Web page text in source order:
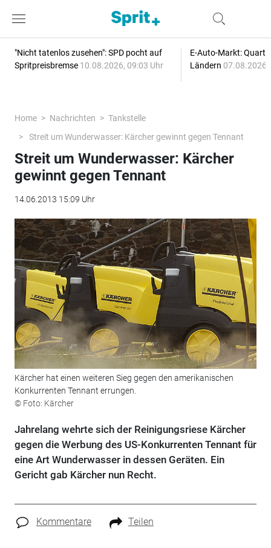
"Nicht tatenlos zusehen": SPD pocht auf
Spritpreisbremse 10.08.2026, 09:03 Uhr
E-Auto-Markt:
Ländern 07.08.2026,
Home Nachrichten
Tankstelle
Streit um Wunderwasser: Kärcher gewinnt gegen Tennant
Streit um Wunderwasser: Kärcher
gewinnt gegen Tennant
14.06.2013 15:09 Uhr
Kärcher hat einen weiteren Sieg gegen den amerikanischen
Konkurrenten Tennant errungen.
© Foto: Kärcher
Jahrelang wehrte sich der Reinigungsriese Kärcher
gegen die Werbung des US-Konkurrenten Tennant für
eine Art Wunderwasser in dessen Geräten. Ein
Gericht gab Kärcher nun Recht.
Kommentare Teilen